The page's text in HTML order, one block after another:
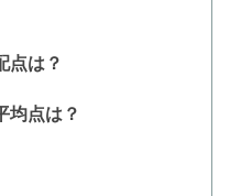
点は？
均点は？